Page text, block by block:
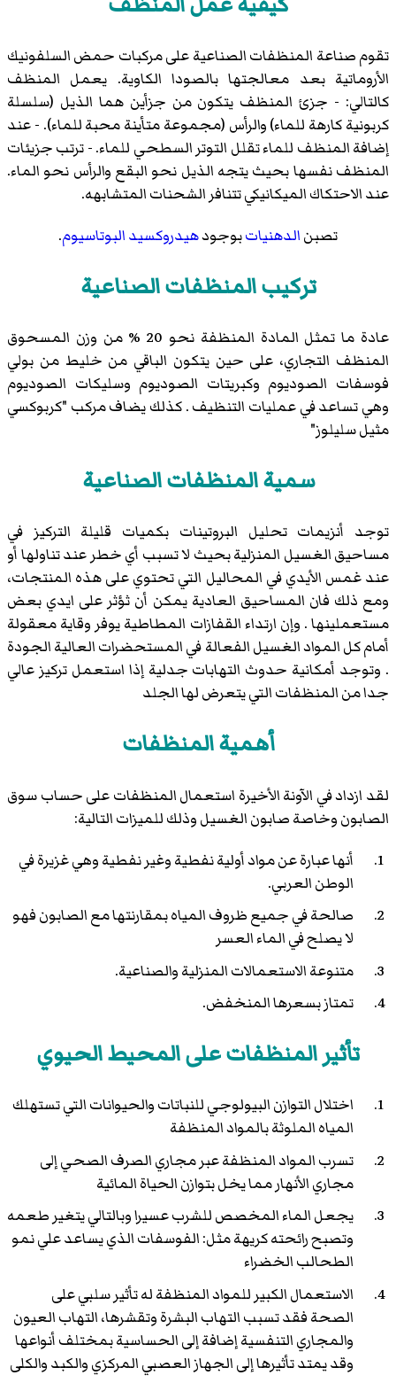
تقوم صناعة المنظفات الصناعية على مركبات حمض السلفونيك
الأروماتية بعد معالجتها بالصودا الكاوية. يعمل المنظف
كالتالي: - جزئ المنظف يتكون من جزأين هما الذيل (سلسلة
كربونية كارهة للماء) والرأس (مجموعة متأينة محبة للماء). - عند
إضافة المنظف للماء تقلل التوتر السطحي للماء. - ترتب جزيئات
المنظف نفسها بحيث يتجه الذيل نحو البقع والرأس نحو الماء.
عند الاحتكاك الميكانيكي تتنافر الشحنات المتشابهه.
تصبنالدهنياتبوجودهيدروكسيد البوتاسيوم.
تركيب المنظفات الصناعية
عادة ما تمثل المادة المنظفة نحو 20 % من وزن المسحوق
المنظف التجاري، على حين يتكون الباقي من خليط من بولي
فوسفات الصوديوم وكبريتات الصوديوم وسليكات الصوديوم
وهي تساعد في عمليات التنظيف . كذلك يضاف مركب "كربوكسي
مثيل سليلوز"
سمية المنظفات الصناعية
توجد أنزيمات تحليل البروتينات بكميات قليلة التركيز في
مساحيق الغسيل المنزلية بحيث لا تسبب أي خطر عند تناولها أو
عند غمس الأيدي في المحاليل التي تحتوي على هذه المنتجات،
ومع ذلك فان المساحيق العادية يمكن أن ثؤثر على ايدي بعض
مستعملينها . وإن ارتداء القفازات المطاطية يوفر وقاية معقولة
أمام كل المواد الغسيل الفعالة في المستحضرات العالية الجودة
. وتوجد أمكانية حدوث التهابات جدلية إذا استعمل تركيز عالي
جدا من المنظفات التي يتعرض لها الجلد
أهمية المنظفات
لقد ازداد في الآونة الأخيرة استعمال المنظفات على حساب سوق
الصابون وخاصة صابون الغسيل وذلك للميزات التالية:
أنها عبارة عن مواد أولية نفطية وغير نفطية وهي غزيرة في
الوطن العربي.
صالحة في جميع ظروف المياه بمقارنتها مع الصابون فهو
لا يصلح في الماء العسر
متنوعة الاستعمالات المنزلية والصناعية.
تمتاز بسعرها المنخفض.
تأثير المنظفات على المحيط الحيوي
اختلال التوازن البيولوجي للنباتات والحيوانات التي تستهلك
المياه الملوثة بالمواد المنظفة
تسرب المواد المنظفة عبر مجاري الصرف الصحي إلى
مجاري الأنهار مما يخل بتوازن الحياة المائية
يجعل الماء المخصص للشرب عسيرا وبالتالي يتغير طعمه
وتصبح رائحته كريهة مثل: الفوسفات الذي يساعد علي نمو
الطحالب الخضراء
الاستعمال الكبير للمواد المنظفة له تأثير سلبي على
الصحة فقد تسبب التهاب البشرة وتقشرها، التهاب العيون
والمجاري التنفسية إضافة إلى الحساسية بمختلف أنواعها
وقد يمتد تأثيرها إلى الجهاز العصبي المركزي والكبد والكلى